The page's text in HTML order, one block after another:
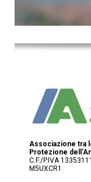
Associazione tra
Protezione
C.F./P.IVA
M5UXCR1